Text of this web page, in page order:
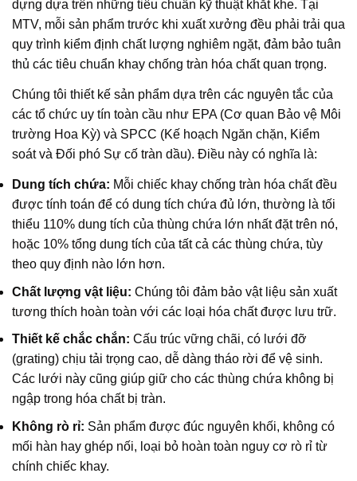
dựng dựa trên những tiêu chuẩn kỹ thuật khắt khe. Tại
MTV, mỗi sản phẩm trước khi xuất xưởng đều phải trải qua
quy trình kiểm định chất lượng nghiêm ngặt, đảm bảo tuân
thủ các tiêu chuẩn khay chống tràn hóa chất quan trọng.
Chúng tôi thiết kế sản phẩm dựa trên các nguyên tắc của
các tổ chức uy tín toàn cầu như EPA (Cơ quan Bảo vệ Môi
trường Hoa Kỳ) và SPCC (Kế hoạch Ngăn chặn, Kiểm
soát và Đối phó Sự cố tràn dầu). Điều này có nghĩa là:
Dung tích chứa: Mỗi chiếc khay chống tràn hóa chất đều
được tính toán để có dung tích chứa đủ lớn, thường là tối
thiểu 110% dung tích của thùng chứa lớn nhất đặt trên nó,
hoặc 10% tổng dung tích của tất cả các thùng chứa, tùy
theo quy định nào lớn hơn.
Chất lượng vật liệu: Chúng tôi đảm bảo vật liệu sản xuất
tương thích hoàn toàn với các loại hóa chất được lưu trữ.
Thiết kế chắc chắn: Cấu trúc vững chãi, có lưới đỡ
(grating) chịu tải trọng cao, dễ dàng tháo rời để vệ sinh.
Các lưới này cũng giúp giữ cho các thùng chứa không bị
ngập trong hóa chất bị tràn.
Không rò rỉ: Sản phẩm được đúc nguyên khối, không có
mối hàn hay ghép nối, loại bỏ hoàn toàn nguy cơ rò rỉ từ
chính chiếc khay.